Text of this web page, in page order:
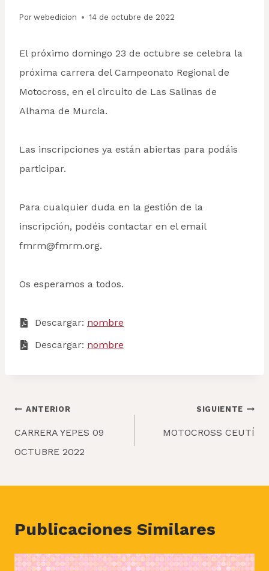
Por webedicion 14 de octubre de 2022
El próximo domingo 23 de octubre se celebra la
próxima carrera del Campeonato Regional de
Motocross, en el circuito de Las Salinas de
Alhama de Murcia.
Las inscripciones ya están abiertas para podáis
participar.
Para cualquier duda en la gestión de la
inscripción, podéis contactar en el email
fmrm@fmrm.org.
Os esperamos a todos.
Descargar: nombre
Descargar: nombre
Navegación
de
entradas
ANTERIOR
CARRERA YEPES 09
OCTUBRE 2022
SIGUIENTE
MOTOCROSS CEUTÍ
Publicaciones Similares